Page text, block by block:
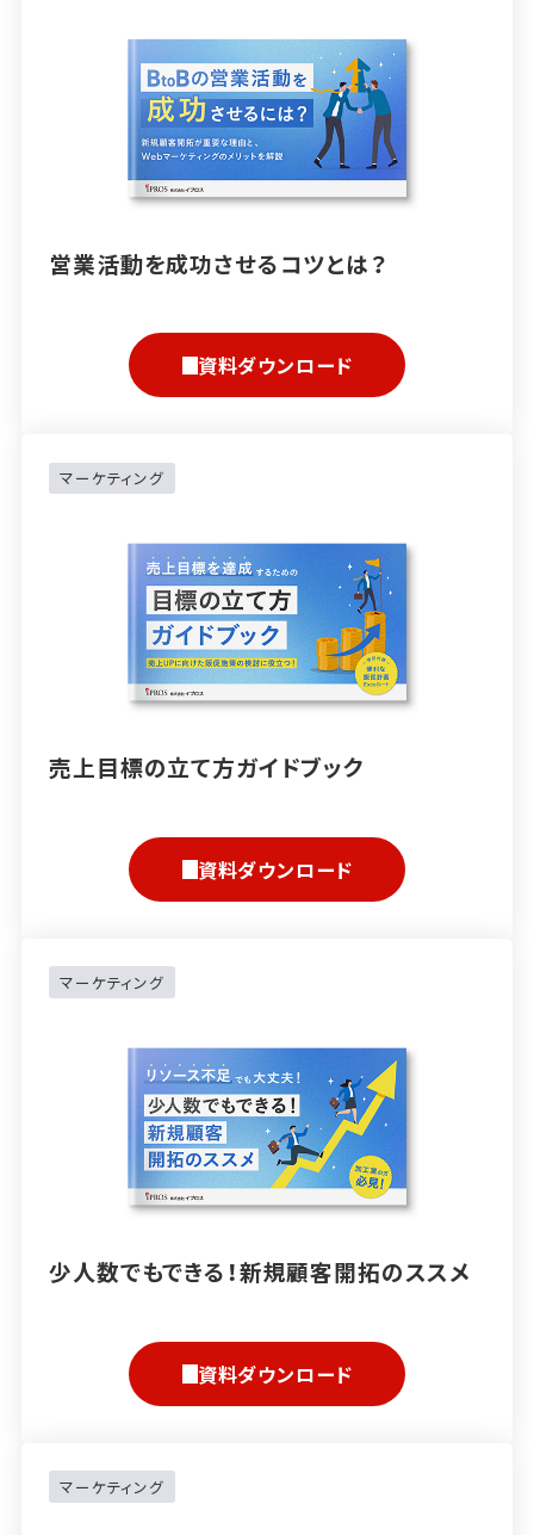
営業活動を成功させるコツとは？
資料ダウンロード
マーケティング
売上目標の立て方ガイドブック
資料ダウンロード
マーケティング
少人数でもできる！新規顧客開拓のススメ
資料ダウンロード
マーケティング